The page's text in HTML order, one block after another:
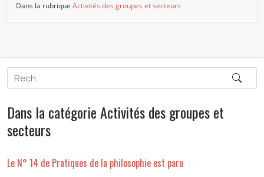
Dans la rubriqueActivités des groupes et secteurs
Dans la catégorie Activités des groupes et
secteurs
Le N° 14 de Pratiques de la philosophie est paru